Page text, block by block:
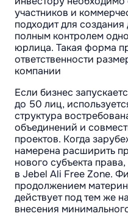
участников и
подходит для
полным контролем
юрлица. Такая форма
ответственности
компании
Если бизнес
до 50 лиц,
структура
объединений и
проектов. Когда
намерена расширить
нового субъекта
в Jebel Ali Free Zone.
продолжением
действует под тем же
внесения